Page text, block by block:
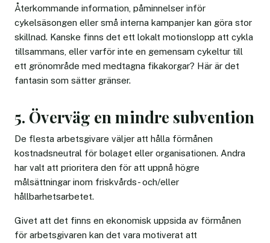
Återkommande information, påminnelser inför
cykelsäsongen eller små interna kampanjer kan göra stor
skillnad. Kanske finns det ett lokalt motionslopp att cykla
tillsammans, eller varför inte en gemensam cykeltur till
ett grönområde med medtagna fikakorgar? Här är det
fantasin som sätter gränser.
5. Överväg en mindre subvention
De flesta arbetsgivare väljer att hålla förmånen
kostnadsneutral för bolaget eller organisationen. Andra
har valt att prioritera den för att uppnå högre
målsättningar inom friskvårds- och/eller
hållbarhetsarbetet.
Givet att det finns en ekonomisk uppsida av förmånen
för arbetsgivaren kan det vara motiverat att